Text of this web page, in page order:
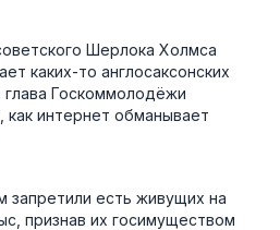
Шерлока Холмса
каких-то англосаксонских
глава Госкоммолодёжи
как интернет обманывает
запретили есть живущих на
признав их госимуществом